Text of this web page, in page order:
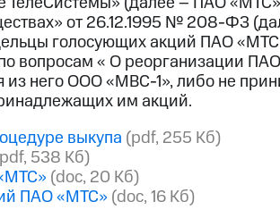
от 26.12.1995 № 208-ФЗ
голосующих акций ПАО
вопросам « О реорганизации
него ООО «МВС-1», либо не
им акций.
выкупа (pdf, 255 Кб)
538 Кб)
(doc, 20 Кб)
ПАО «МТС» (doc, 16 Кб)